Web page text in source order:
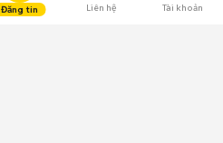
Đăng tin Liên hệ Tài khoản